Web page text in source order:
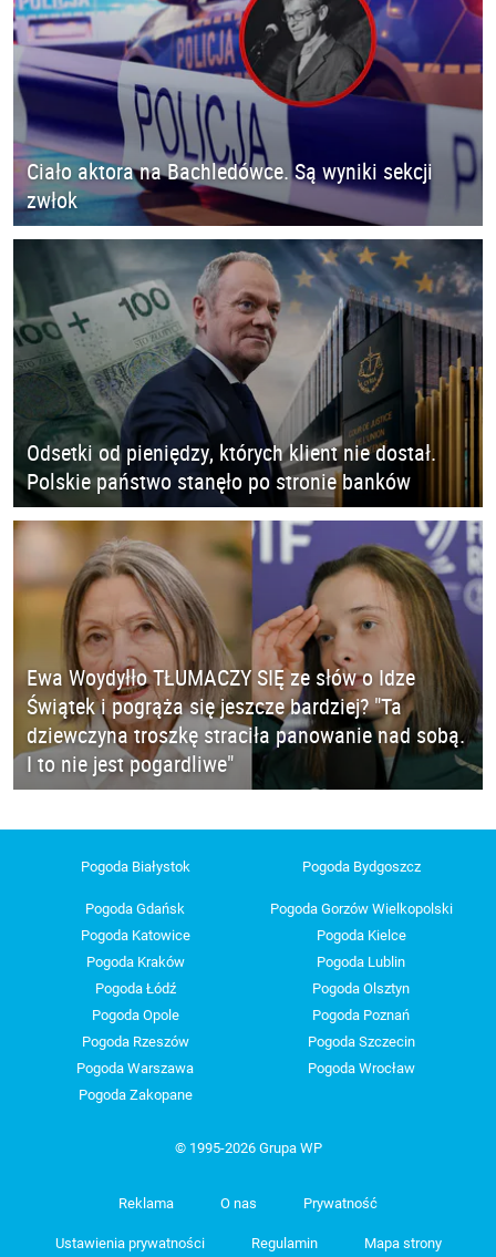
Ciało aktora na Bachledówce. Są wyniki sekcji
zwłok
Odsetki od pieniędzy, których klient nie dostał.
Polskie państwo stanęło po stronie banków
Ewa Woydyłło TŁUMACZY SIĘ ze słów o Idze
Świątek i pogrąża się jeszcze bardziej? "Ta
dziewczyna troszkę straciła panowanie nad sobą.
I to nie jest pogardliwe"
Pogoda Białystok Pogoda Bydgoszcz
Pogoda Gdańsk
Pogoda Gorzów Wielkopolski
Pogoda Katowice
Pogoda Kielce
Pogoda Kraków
Pogoda Lublin
Pogoda Łódź
Pogoda Olsztyn
Pogoda Opole
Pogoda Poznań
Pogoda Rzeszów
Pogoda Szczecin
Pogoda Warszawa
Pogoda Wrocław
Pogoda Zakopane
© 1995-2026 Grupa WP
Reklama O nas Prywatność
Ustawienia prywatności Regulamin Mapa strony